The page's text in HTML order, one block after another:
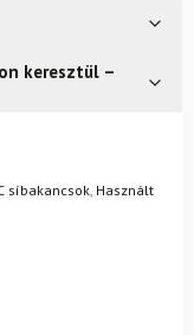
keresztül –
– a terméket
indoklás nélkül.
síbakancsok, Használt